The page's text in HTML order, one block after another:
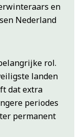
en
Nederland
rol.
landen
dat extra
periodes
permanent